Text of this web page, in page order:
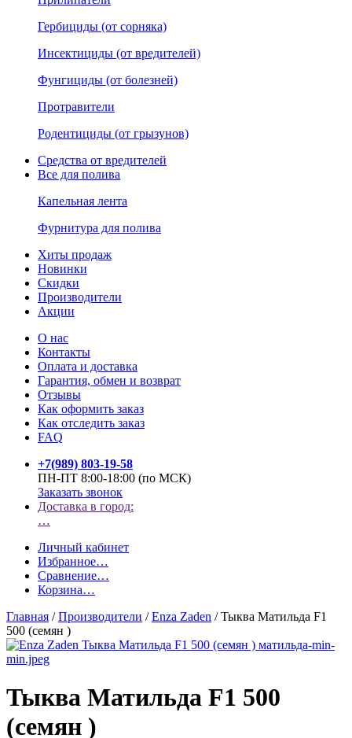
Гербициды (от сорняка)
Инсектициды (от вредителей)
Фунгициды (от болезней)
Протравители
Родентициды (от грызунов)
Средства от вредителей
Все для полива
Капельная лента
Фурнитура для полива
Хиты продаж
Новинки
Скидки
Производители
Акции
О нас
Контакты
Оплата и доставка
Гарантия, обмен и возврат
Отзывы
Как оформить заказ
Как отследить заказ
FAQ
+7(989) 803-19-58
ПН-ПТ 8:00-18:00 (по МСК)
Заказать звонок
Доставка в город:
…
Личный кабинет
Избранное…
Сравнение…
Корзина…
Главная /Производители /Enza Zaden /Тыква Матильда F1
500 (семян )
Тыква Матильда F1 500
(семян )